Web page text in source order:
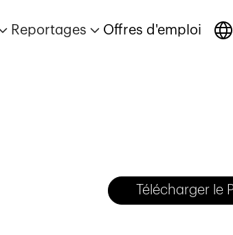
Reportages Offres d'emploi
Télécharger le